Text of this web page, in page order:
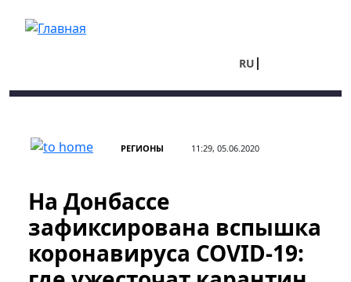
RU
РЕГИОНЫ 11:29, 05.06.2020
На Донбассе
зафиксирована вспышка
коронавируса COVID-19: